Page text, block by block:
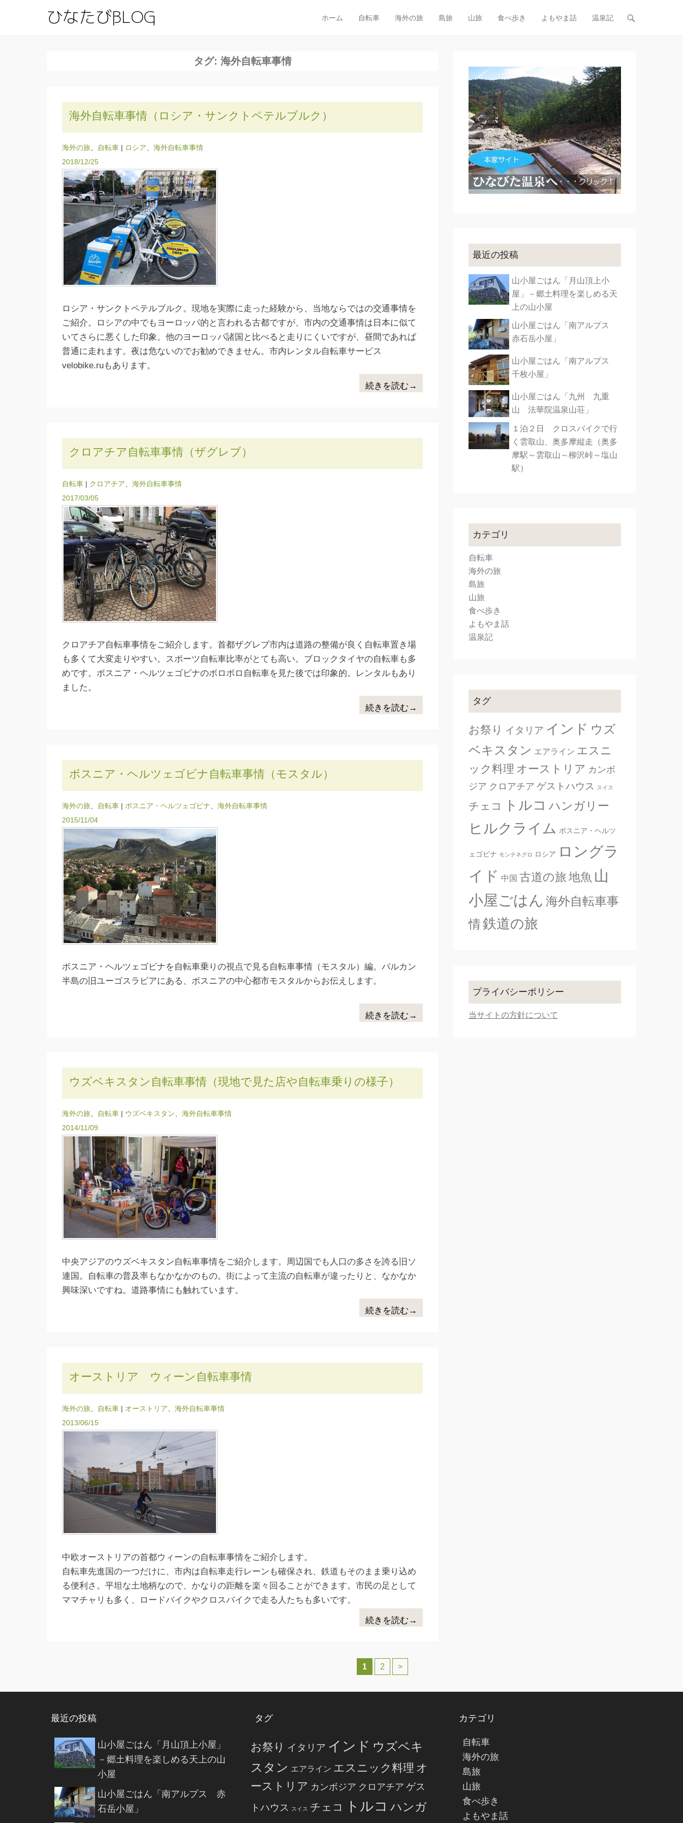
メインメニュー
コンテンツへスキップ
ホーム 自転車 海外の旅 島旅 山旅 食べ歩き よもやま話 温泉記
タグ: 海外自転車事情
海外自転車事情（ロシア・サンクトペテルブルク）
海外の旅 自転車 | ロシア
海外自転車事情
2018/12/25
ロシア・サンクトペテルブルク。現地を実際に走った経験から、当地ならではの交通事情を
ご紹介。ロシアの中でもヨーロッパ的と言われる古都ですが、市内の交通事情は日本に似て
いてさらに悪くした印象。他のヨーロッパ諸国と比べると走りにくいですが、昼間であれば
普通に走れます。夜は危ないのでお勧めできません。市内レンタル自転車サービス
velobike.ruもあります。
続きを読む→
クロアチア自転車事情（ザグレブ）
自転車 | クロアチア
海外自転車事情
2017/03/05
クロアチア自転車事情をご紹介します。首都ザグレブ市内は道路の整備が良く自転車置き場
も多くて大変走りやすい。スポーツ自転車比率がとても高い。ブロックタイヤの自転車も多
めです。ボスニア・ヘルツェゴビナのボロボロ自転車を見た後では印象的。レンタルもあり
ました。
続きを読む→
ボスニア・ヘルツェゴビナ自転車事情（モスタル）
海外の旅 自転車 | ボスニア・ヘルツェゴビナ
海外自転車事情
2015/11/04
ボスニア・ヘルツェゴビナを自転車乗りの視点で見る自転車事情（モスタル）編。バルカン
半島の旧ユーゴスラビアにある、ボスニアの中心都市モスタルからお伝えします。
続きを読む→
ウズベキスタン自転車事情（現地で見た店や自転車乗りの様子）
海外の旅 自転車 | ウズベキスタン
海外自転車事情
2014/11/09
中央アジアのウズベキスタン自転車事情をご紹介します。周辺国でも人口の多さを誇る旧ソ
連国。自転車の普及率もなかなかのもの。街によって主流の自転車が違ったりと、なかなか
興味深いですね。道路事情にも触れています。
続きを読む→
オーストリア ウィーン自転車事情
海外の旅、 自転車 | オーストリア、 海外自転車事情
2013/06/15
中欧オーストリアの首都ウィーンの自転車事情をご紹介します。
自転車先進国の一つだけに、市内は自転車走行レーンも確保され、鉄道もそのまま乗り込め
る便利さ。平坦な土地柄なので、かなりの距離を楽々回ることができます。市民の足として
ママチャリも多く、ロードバイクやクロスバイクで走る人たちも多いです。
続きを読む→
1 2 >
最近の投稿
山小屋ごはん「月山頂上小
屋」－郷土料理を楽しめる天
上の山小屋
山小屋ごはん「南アルプス
赤石岳小屋」
山小屋ごはん「南アルプス
千枚小屋」
山小屋ごはん「九州 九重
山 法華院温泉山荘」
１泊２日 クロスバイクで行
く雲取山、奥多摩縦走（奥多
摩駅～雲取山～柳沢峠～塩山
駅）
カテゴリ
自転車
海外の旅
島旅
山旅
食べ歩き
よもやま話
温泉記
タグ
お祭り イタリア インド ウズ
ベキスタン エアライン エスニ
ック料理 オーストリア カンボ
ジア クロアチア ゲストハウス スイス
チェコ トルコ ハンガリー
ヒルクライム ボスニア・ヘルツ
ェゴビナ モンテネグロ ロシア
ロングラ
イド 中国 古道の旅 地魚 山
小屋ごはん 海外自転車事
情鉄道の旅
プライバシーポリシー
当サイトの方針について
最近の投稿
山小屋ごはん「月山頂上小屋」
－郷土料理を楽しめる天上の山
小屋
山小屋ごはん「南アルプス 赤
石岳小屋」
タグ
お祭り イタリア インド ウズベキ
スタン エアライン エスニック料理 オ
ーストリア カンボジア クロアチア ゲス
トハウス
スイス チェコ トルコ ハンガ
カテゴリ
自転車
海外の旅
島旅
山旅
食べ歩き
よもやま話